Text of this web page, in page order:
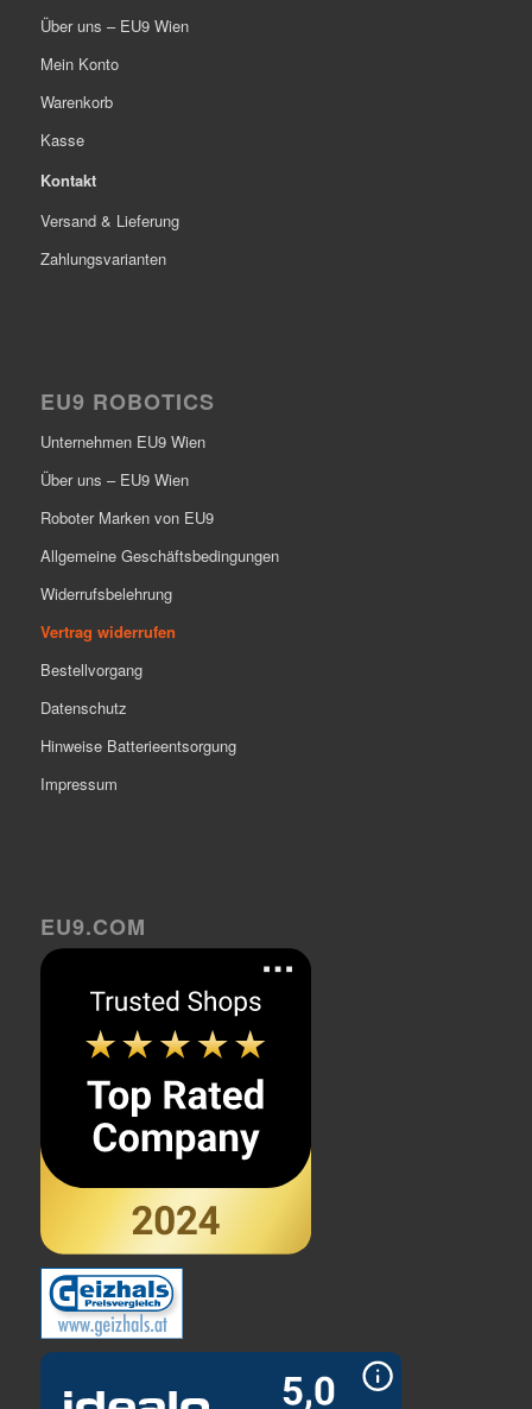
Über uns – EU9 Wien
Mein Konto
Warenkorb
Kasse
Kontakt
Versand & Lieferung
Zahlungsvarianten
EU9 ROBOTICS
Unternehmen EU9 Wien
Über uns – EU9 Wien
Roboter Marken von EU9
Allgemeine Geschäftsbedingungen
Widerrufsbelehrung
Vertrag widerrufen
Bestellvorgang
Datenschutz
Hinweise Batterieentsorgung
Impressum
EU9.COM